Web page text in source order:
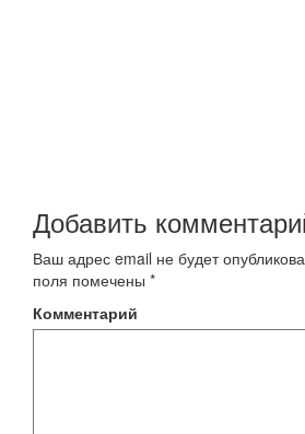
Добавить
Ваш адрес email не будет
поля помечены *
Комментарий